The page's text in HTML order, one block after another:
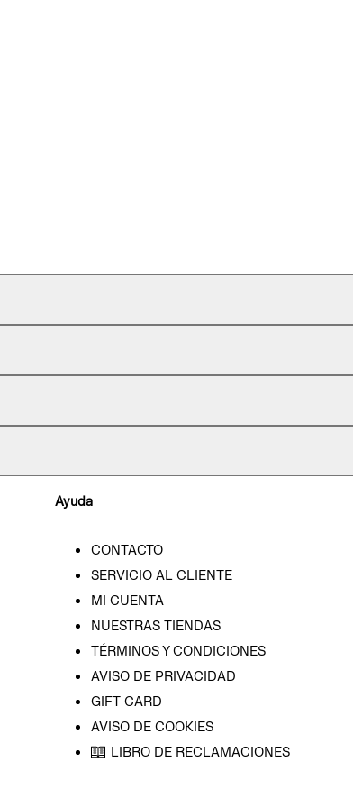
Ayuda
CONTACTO
SERVICIO AL CLIENTE
MI CUENTA
NUESTRAS TIENDAS
TÉRMINOS Y CONDICIONES
AVISO DE PRIVACIDAD
GIFT CARD
AVISO DE COOKIES
LIBRO DE RECLAMACIONES